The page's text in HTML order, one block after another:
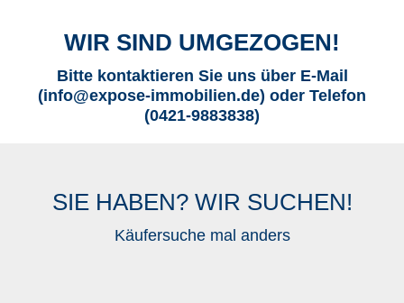
WIR SIND UMGEZOGEN!
Bitte kontaktieren Sie uns über E-Mail
(info@expose-immobilien.de) oder Telefon
(0421-9883838)
SIE HABEN? WIR SUCHEN!
Käufersuche mal anders